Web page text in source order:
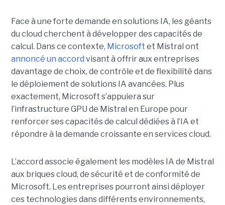
Face à une forte demande en solutions IA, les géants
du cloud cherchent à développer des capacités de
calcul. Dans ce contexte, Microsoft et Mistral ont
annoncé un accord visant à offrir aux entreprises
davantage de choix, de contrôle et de flexibilité dans
le déploiement de solutions IA avancées. Plus
exactement, Microsoft s’appuiera sur
l’infrastructure GPU de Mistral en Europe pour
renforcer ses capacités de calcul dédiées à l’IA et
répondre à la demande croissante en services cloud.
L’accord associe également les modèles IA de Mistral
aux briques cloud, de sécurité et de conformité de
Microsoft. Les entreprises pourront ainsi déployer
ces technologies dans différents environnements,